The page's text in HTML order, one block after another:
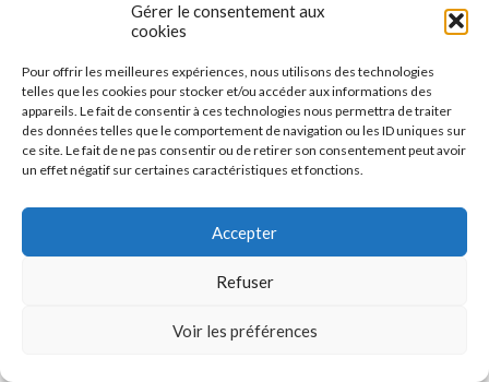
Gérer le consentement aux
cookies
Pour offrir les meilleures expériences, nous utilisons des technologies
telles que les cookies pour stocker et/ou accéder aux informations des
appareils. Le fait de consentir à ces technologies nous permettra de traiter
des données telles que le comportement de navigation ou les ID uniques sur
ce site. Le fait de ne pas consentir ou de retirer son consentement peut avoir
un effet négatif sur certaines caractéristiques et fonctions.
Accepter
Refuser
Voir les préférences
LE BEAU PARCOURS DE ZOÉ !!!
COMMENTAIRES FERMÉS
LE